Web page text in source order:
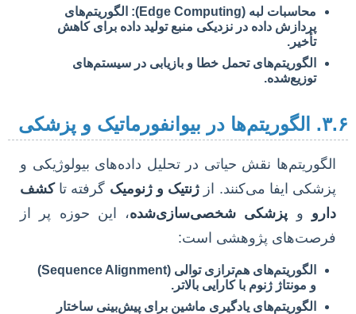
محاسبات لبه (Edge Computing): الگوریتم‌های
پردازش داده در نزدیکی منبع تولید داده برای کاهش
تأخیر.
الگوریتم‌های تحمل خطا و بازیابی در سیستم‌های
توزیع‌شده.
و پزشکی
الگوریتم‌ها نقش حیاتی در تحلیل داده‌های بیولوژیکی و
پزشکی ایفا می‌کنند. از
ژنتیک و ژنومیکگرفته تاکشف
دارو و پزشکی شخصی‌سازی‌شده، این حوزه پر از
فرصت‌های پژوهشی است:
الگوریتم‌های هم‌ترازی توالی (Sequence Alignment)
و مونتاژ ژنوم با کارایی بالاتر.
الگوریتم‌های یادگیری ماشین برای پیش‌بینی ساختار